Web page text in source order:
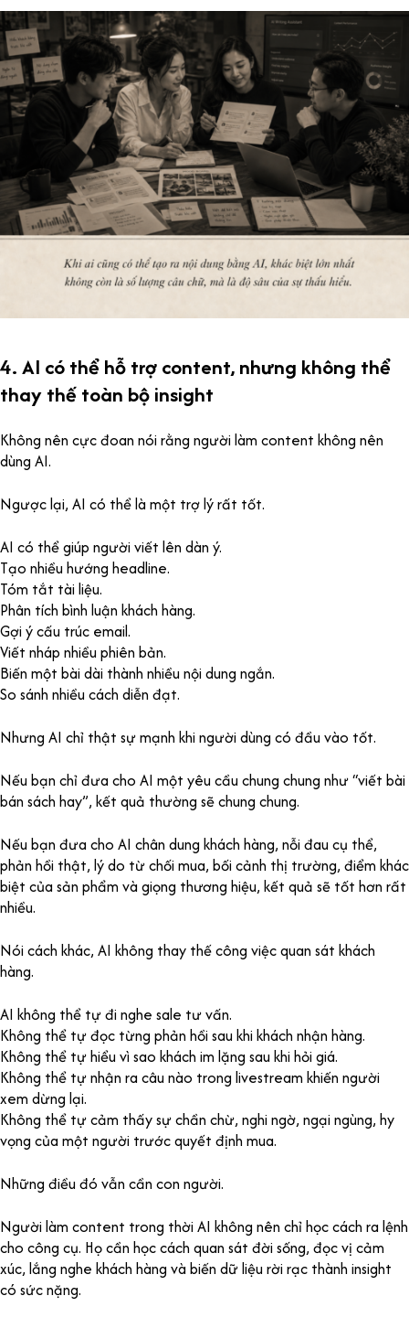
4. AI có thể hỗ trợ content, nhưng không thể
thay thế toàn bộ insight
Không nên cực đoan nói rằng người làm content không nên
dùng AI.
Ngược lại, AI có thể là một trợ lý rất tốt.
AI có thể giúp người viết lên dàn ý.
Tạo nhiều hướng headline.
Tóm tắt tài liệu.
Phân tích bình luận khách hàng.
Gợi ý cấu trúc email.
Viết nháp nhiều phiên bản.
Biến một bài dài thành nhiều nội dung ngắn.
So sánh nhiều cách diễn đạt.
Nhưng AI chỉ thật sự mạnh khi người dùng có đầu vào tốt.
Nếu bạn chỉ đưa cho AI một yêu cầu chung chung như “viết bài
bán sách hay”, kết quả thường sẽ chung chung.
Nếu bạn đưa cho AI chân dung khách hàng, nỗi đau cụ thể,
phản hồi thật, lý do từ chối mua, bối cảnh thị trường, điểm khác
biệt của sản phẩm và giọng thương hiệu, kết quả sẽ tốt hơn rất
nhiều.
Nói cách khác, AI không thay thế công việc quan sát khách
hàng.
AI không thể tự đi nghe sale tư vấn.
Không thể tự đọc từng phản hồi sau khi khách nhận hàng.
Không thể tự hiểu vì sao khách im lặng sau khi hỏi giá.
Không thể tự nhận ra câu nào trong livestream khiến người
xem dừng lại.
Không thể tự cảm thấy sự chần chừ, nghi ngờ, ngại ngùng, hy
vọng của một người trước quyết định mua.
Những điều đó vẫn cần con người.
Người làm content trong thời AI không nên chỉ học cách ra lệnh
cho công cụ. Họ cần học cách quan sát đời sống, đọc vị cảm
xúc, lắng nghe khách hàng và biến dữ liệu rời rạc thành insight
có sức nặng.